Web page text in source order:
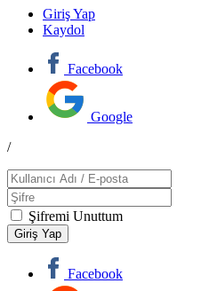
Giriş Yap
Kaydol
Facebook
Google
/
Şifremi Unuttum
Facebook